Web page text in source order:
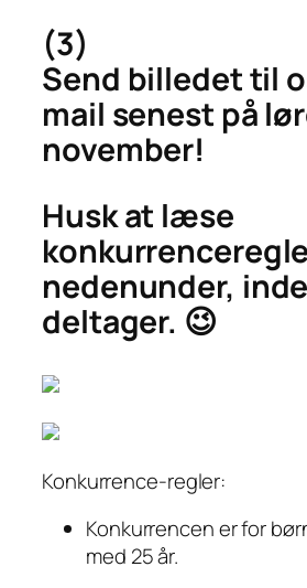
(3)
Send billedet til
mail senest på
november!
Husk at læse
nedenunder,
deltager. 😉
Konkurrence-regler:
Konkurrencen er for
med 25 år.